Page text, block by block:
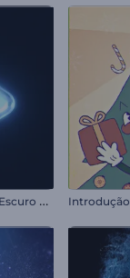
A
presentação de Logo Escuro Brilhante